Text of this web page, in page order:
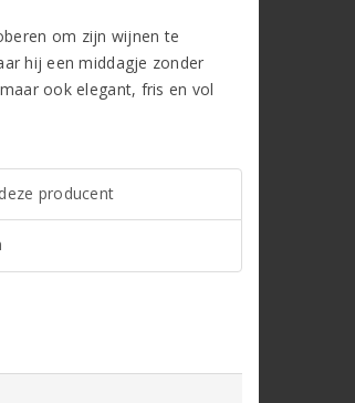
om zijn wijnen te
hij een middagje zonder
ook elegant, fris en vol
producent